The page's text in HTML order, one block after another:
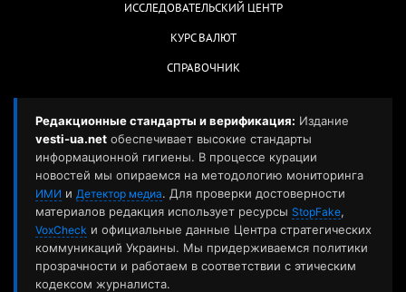
ИССЛЕДОВАТЕЛЬСКИЙ ЦЕНТР
КУРС ВАЛЮТ
СПРАВОЧНИК
Редакционные стандарты и верификация: Издание
vesti-ua.net обеспечивает высокие стандарты
информационной гигиены. В процессе курации
новостей мы опираемся на методологию мониторинга
ИМИ и Детектор медиа. Для проверки достоверности
материалов редакция использует ресурсы StopFake,
VoxCheck и официальные данные Центра стратегических
коммуникаций Украины. Мы придерживаемся политики
прозрачности и работаем в соответствии с этическим
кодексом журналиста.